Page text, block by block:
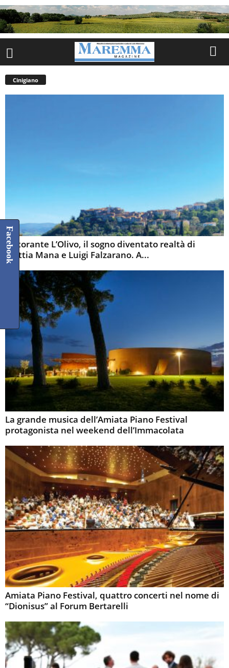
Cinigiano
Ristorante L’Olivo, il sogno diventato realtà di
Mattia Mana e Luigi Falzarano. A...
La grande musica dell’Amiata Piano Festival
protagonista nel weekend dell’Immacolata
Amiata Piano Festival, quattro concerti nel nome di
“Dionisus” al Forum Bertarelli
Facebook